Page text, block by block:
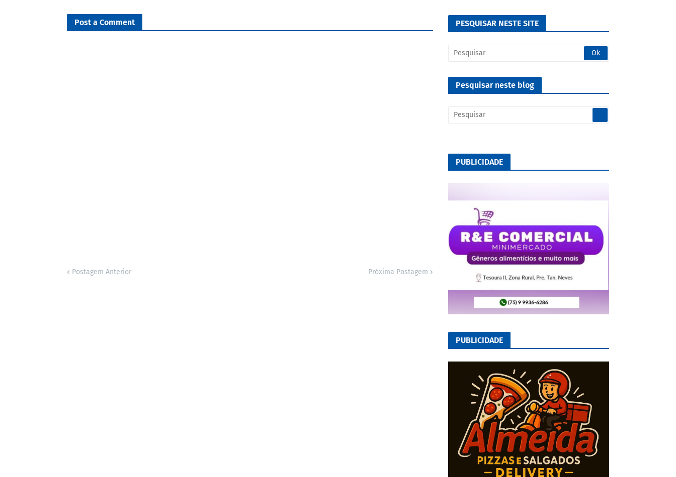
Post a Comment
Postagem Anterior Próxima Postagem
PESQUISAR NESTE SITE
Pesquisar neste blog
PUBLICIDADE
PUBLICIDADE